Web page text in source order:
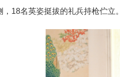
18名英姿挺拔的礼兵持枪伫立。